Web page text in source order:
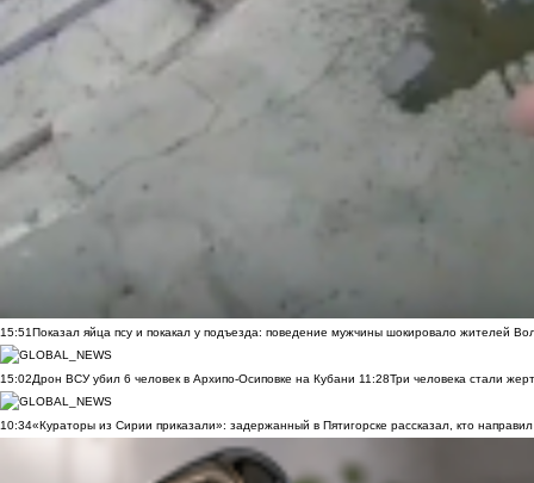
15:51Показал яйца псу и покакал у подъезда: поведение мужчины шокировало жителей
15:02Дрон ВСУ убил 6 человек в Архипо-Осиповке на Кубани 11:28Три человека стали
10:34«Кураторы из Сирии приказали»: задержанный в Пятигорске рассказал, кто направил